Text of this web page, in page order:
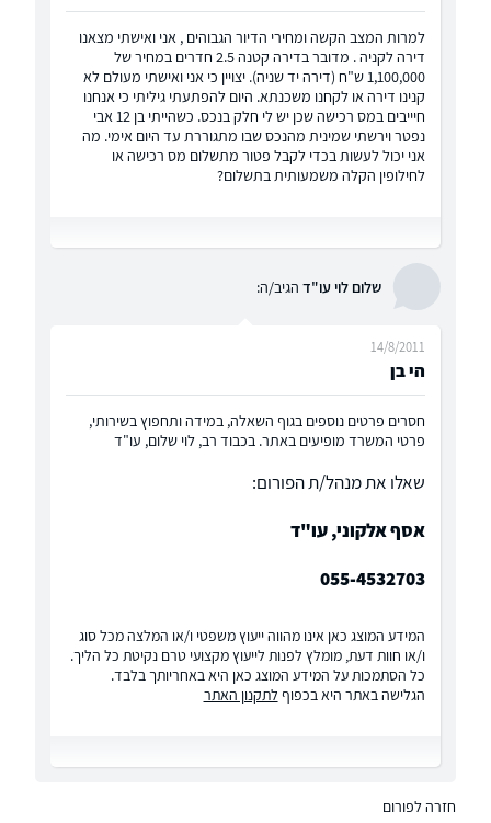
למרות המצב הקשה ומחירי הדיור הגבוהים , אני ואישתי מצאנו
דירה לקניה . מדובר בדירה קטנה 2.5 חדרים במחיר של
1,100,000 ש"ח (דירה יד שניה). יצויין כי אני ואישתי מעולם לא
קנינו דירה או לקחנו משכנתא. היום להפתעתי גיליתי כי אנחנו
חיייבים במס רכישה שכן יש לי חלק בנכס. כשהייתי בן 12 אבי
נפטר וירשתי שמינית מהנכס שבו מתגוררת עד היום אימי. מה
אני יכול לעשות בכדי לקבל פטור מתשלום מס רכישה או
לחילופין הקלה משמעותית בתשלום?
שלום לוי עו"ד הגיב/ה:
הי בן
14/8/2011
חסרים פרטים נוספים בגוף השאלה, במידה ותחפוץ בשירותי,
פרטי המשרד מופיעים באתר. בכבוד רב, לוי שלום, עו"ד
שאלו את מנהל/ת הפורום:
אסף אלקוני, עו"ד
055-4532703
המידע המוצג כאן אינו מהווה ייעוץ משפטי ו/או המלצה מכל סוג
ו/או חוות דעת, מומלץ לפנות לייעוץ מקצועי טרם נקיטת כל הליך.
כל הסתמכות על המידע המוצג כאן היא באחריותך בלבד.
הגלישה באתר היא בכפוף לתקנון האתר
חזרה לפורום